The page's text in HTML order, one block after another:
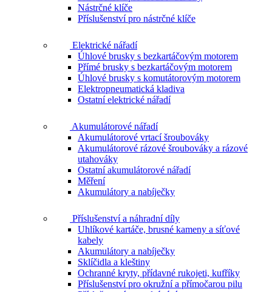
Nástrčné klíče
Příslušenství pro nástrčné klíče
Elektrické nářadí
Úhlové brusky s bezkartáčovým motorem
Přímé brusky s bezkartáčovým motorem
Úhlové brusky s komutátorovým motorem
Elektropneumatická kladiva
Ostatní elektrické nářadí
Akumulátorové nářadí
Akumulátorové vrtací šroubováky
Akumulátorové rázové šroubováky a rázové
utahováky
Ostatní akumulátorové nářadí
Měření
Akumulátory a nabíječky
Příslušenství a náhradní díly
Uhlíkové kartáče, brusné kameny a síťové
kabely
Akumulátory a nabíječky
Sklíčidla a kleštiny
Ochranné kryty, přídavné rukojeti, kufříky
Příslušenství pro okružní a přímočarou pilu